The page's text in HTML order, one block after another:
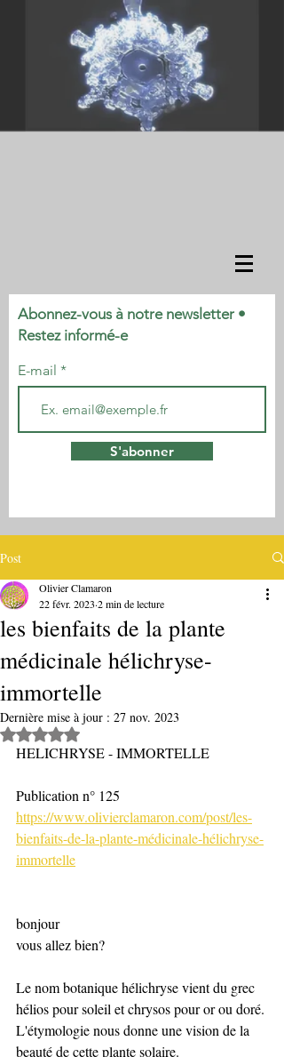
Abonnez-vous à notre newsletter •
Restez informé-e
E-mail
S'abonner
Post
les bienfaits de la plante
médicinale hélichryse-
immortelle
Olivier Clamaron
22 févr. 2023 2 min de lecture
Dernière mise à jour : 27 nov. 2023
Noté NaN étoiles sur 5.
HELICHRYSE - IMMORTELLE
Publication n° 125
https://www.olivierclamaron.com/post/les-
bienfaits-de-la-plante-médicinale-hélichryse-
immortelle
bonjour
vous allez bien?
Le nom botanique hélichryse vient du grec
hélios pour soleil et chrysos pour or ou doré.
L'étymologie nous donne une vision de la
beauté de cette plante solaire.